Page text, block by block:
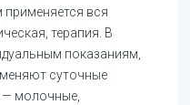
вся
терапия. В
показаниям,
суточные
— молочные,